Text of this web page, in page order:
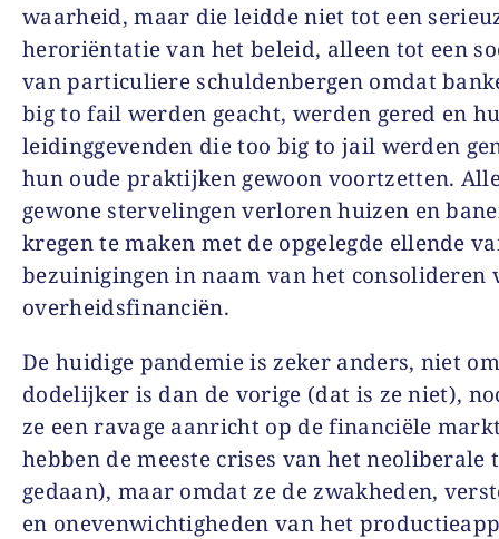
waarheid, maar die leidde niet tot een
heroriëntatie van het beleid, alleen tot een
van particuliere schuldenbergen omdat
big to fail werden geacht, werden gered en
leidinggevenden die too big to jail werden
hun oude praktijken gewoon voortzetten.
gewone stervelingen verloren huizen en
kregen te maken met de opgelegde ellende
bezuinigingen in naam van het consolideren
overheidsfinanciën.
De huidige pandemie is zeker anders, niet
dodelijker is dan de vorige (dat is ze niet),
ze een ravage aanricht op de financiële
hebben de meeste crises van het
gedaan), maar omdat ze de zwakheden,
en onevenwichtigheden van het